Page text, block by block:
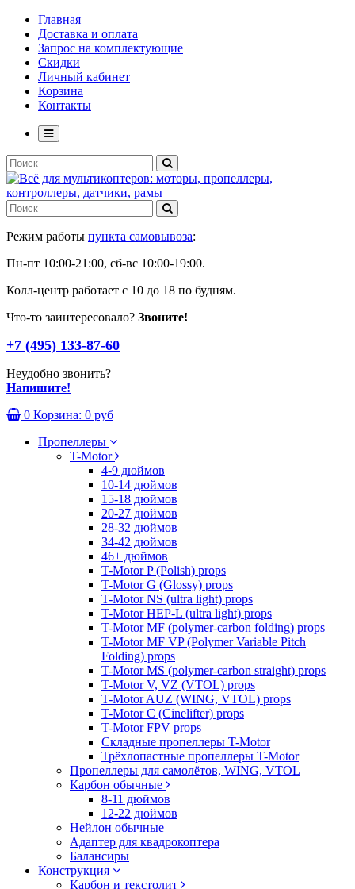
Главная
Доставка и оплата
Запрос на комплектующие
Скидки
Личный кабинет
Корзина
Контакты
Режим работы пункта самовывоза:
Пн-пт 10:00-21:00, сб-вс 10:00-19:00.
Колл-центр работает с 10 до 18 по будням.
Что-то заинтересовало? Звоните!
+7 (495) 133-87-60
Неудобно звонить?
Напишите!
0 Корзина: 0 руб
Пропеллеры
T-Motor
4-9 дюймов
10-14 дюймов
15-18 дюймов
20-27 дюймов
28-32 дюймов
34-42 дюймов
46+ дюймов
T-Motor P (Polish) props
T-Motor G (Glossy) props
T-Motor NS (ultra light) props
T-Motor HEP-L (ultra light) props
T-Motor MF (polymer-carbon folding) props
T-Motor MF VP (Polymer Variable Pitch
Folding) props
T-Motor MS (polymer-carbon straight) props
T-Motor V, VZ (VTOL) props
T-Motor AUZ (WING, VTOL) props
T-Motor C (Cinelifter) props
T-Motor FPV props
Складные пропеллеры T-Motor
Трёхлопастные пропеллеры T-Motor
Пропеллеры для самолётов, WING, VTOL
Карбон обычные
8-11 дюймов
12-22 дюймов
Нейлон обычные
Адаптер для квадрокоптера
Балансиры
Конструкция
Карбон и текстолит